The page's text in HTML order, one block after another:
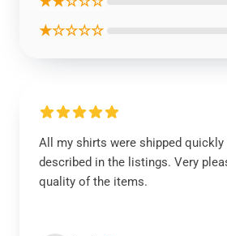
★☆☆☆☆
All my shirts were shipped quickly
described in the listings. Very
quality of the items.